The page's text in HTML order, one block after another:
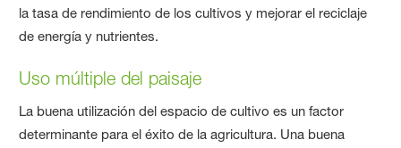
la tasa de rendimiento de los cultivos y mejorar el reciclaje
de energía y nutrientes.
Uso múltiple del paisaje
La buena utilización del espacio de cultivo es un factor
determinante para el éxito de la agricultura. Una buena